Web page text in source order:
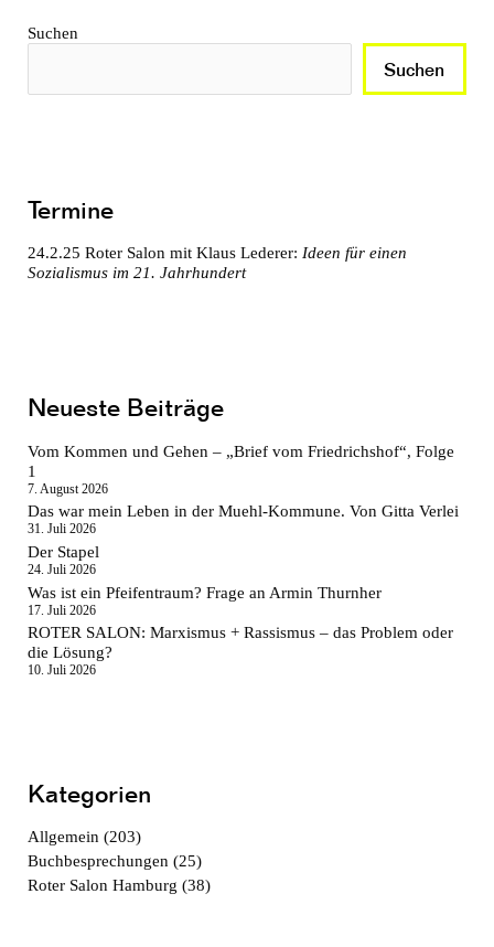
Suchen
Suchen
Termine
24.2.25Roter Salon mit Klaus Lederer:Ideen für einen
Sozialismus im 21. Jahrhundert
Neueste Beiträge
Vom Kommen und Gehen – „Brief vom Friedrichshof“, Folge
1
7. August 2026
Das war mein Leben in der Muehl-Kommune. Von Gitta Verlei
31. Juli 2026
Der Stapel
24. Juli 2026
Was ist ein Pfeifentraum? Frage an Armin Thurnher
17. Juli 2026
ROTER SALON: Marxismus + Rassismus – das Problem oder
die Lösung?
10. Juli 2026
Kategorien
Allgemein (203)
Buchbesprechungen (25)
Roter Salon Hamburg (38)